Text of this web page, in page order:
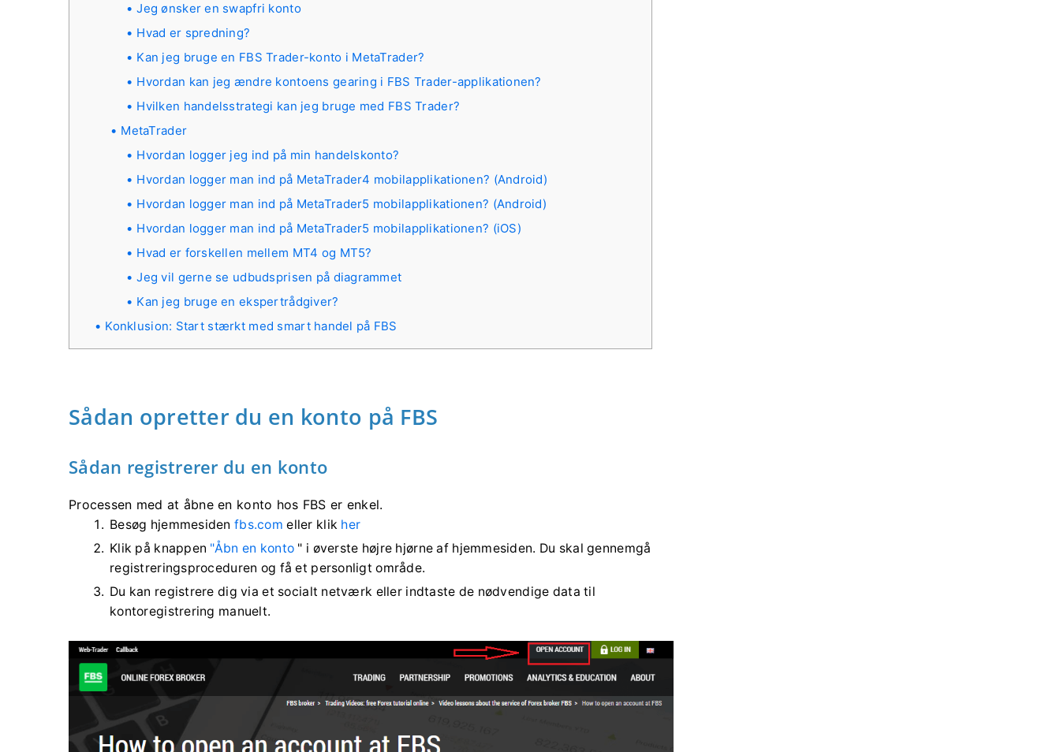
Jeg ønsker en swapfri konto
Hvad er spredning?
Kan jeg bruge en FBS Trader-konto i MetaTrader?
Hvordan kan jeg ændre kontoens gearing i FBS Trader-applikationen?
Hvilken handelsstrategi kan jeg bruge med FBS Trader?
MetaTrader
Hvordan logger jeg ind på min handelskonto?
Hvordan logger man ind på MetaTrader4 mobilapplikationen? (Android)
Hvordan logger man ind på MetaTrader5 mobilapplikationen? (Android)
Hvordan logger man ind på MetaTrader5 mobilapplikationen? (iOS)
Hvad er forskellen mellem MT4 og MT5?
Jeg vil gerne se udbudsprisen på diagrammet
Kan jeg bruge en ekspertrådgiver?
Konklusion: Start stærkt med smart handel på FBS
Sådan opretter du en konto på FBS
Sådan registrerer du en konto
Processen med at åbne en konto hos FBS er enkel.
Besøg hjemmesidenfbs.com eller klik her
Klik på knappen "Åbn en konto " i øverste højre hjørne af hjemmesiden. Du skal gennemgå
registreringsproceduren og få et personligt område.
Du kan registrere dig via et socialt netværk eller indtaste de nødvendige data til
kontoregistrering manuelt.